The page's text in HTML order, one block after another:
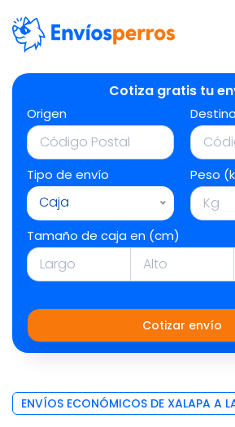
Cotiza gratis tu
Origen Destino
Tipo de envío
Caja
Peso
Tamaño de caja en (cm)
Cotizar envío
ENVÍOS ECONÓMICOS DE XALAPA A